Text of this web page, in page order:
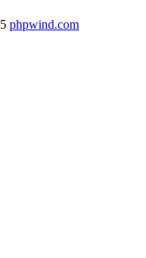
phpwind.com